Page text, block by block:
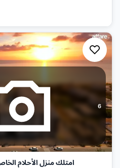
6
امتلك منزل الأحلام